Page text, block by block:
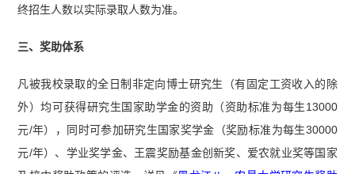
终招生人数以实际录取人数为准。
三、奖助体系
凡被我校录取的全日制非定向博士研究生（有固定工资收入的除
外）均可获得研究生国家助学金的资助（资助标准为每生13000
元/年），同时可参加研究生国家奖学金（奖励标准为每生30000
元/年）、学业奖学金、王震奖励基金创新奖、爱农就业奖等国家